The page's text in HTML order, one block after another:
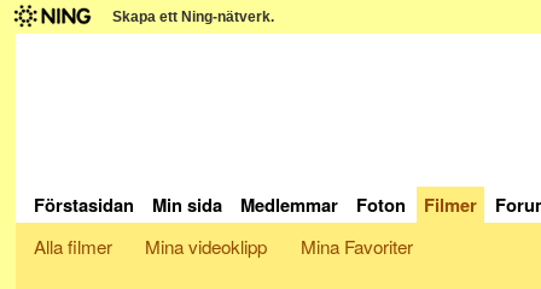
Skapa ett Ning-nätverk.
Förstasidan Min sida Medlemmar Foton Filmer
Alla filmer
Mina videoklipp Mina Favoriter